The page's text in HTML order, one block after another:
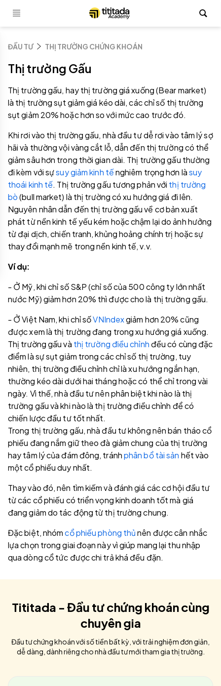
ĐẦU TƯ THỊ TRƯỜNG CHỨNG KHOÁN
Thị trường Gấu
Thị trường gấu, hay thị trường giá xuống (Bear market)
là thị trường sụt giảm giá kéo dài, các chỉ số thị trường
sụt giảm 20% hoặc hơn so với mức cao trước đó.
Khi rơi vào thị trường gấu, nhà đầu tư dễ rơi vào tâm lý sợ
hãi và thường vội vàng cắt lỗ, dẫn đến thị trường có thể
giảm sâu hơn trong thời gian dài. Thị trường gấu thường
đi kèm với sựsuy giảm kinh tếnghiêm trọng hơn làsuy
thoái kinh tế. Thị trường gấu tương phản với thị trường
bò(bull market) là thị trường có xu hướng giá đi lên.
Nguyên nhân dẫn đến thị trường gấu về cơ bản xuất
phát từ nền kinh tế yếu kém hoặc chậm lại do ảnh hưởng
từ đại dịch, chiến tranh, khủng hoảng chính trị hoặc sự
thay đổi mạnh mẽ trong nền kinh tế, v.v.
Ví dụ:
- Ở Mỹ, khi chỉ số S&P (chỉ số của 500 công ty lớn nhất
nước Mỹ) giảm hơn 20% thì được cho là thị trường gấu.
- Ở Việt Nam, khi chỉ sốVNIndexgiảm hơn 20% cũng
được xem là thị trường đang trong xu hướng giá xuống.
Thị trường gấu và thị trường điều chỉnh đều có cùng đặc
điểm là sự sụt giảm trong các chỉ số thị trường, tuy
nhiên, thị trường điều chỉnh chỉ là xu hướng ngắn hạn,
thường kéo dài dưới hai tháng hoặc có thể chỉ trong vài
ngày. Vì thế, nhà đầu tư nên phân biệt khi nào là thị
trường gấu và khi nào là thị trường điều chỉnh để có
chiến lược đầu tư tốt nhất.
Trong thị trường gấu, nhà đầu tư không nên bán tháo cổ
phiếu đang nắm giữ theo đà giảm chung của thị trường
hay tâm lý của đám đông, tránhphân bổ tài sản hết vào
một cổ phiếu duy nhất.
Thay vào đó, nên tìm kiếm và đánh giá các cơ hội đầu tư
từ các cổ phiếu có triển vọng kinh doanh tốt mà giá
đang giảm do tác động từ thị trường chung.
Đặc biệt, nhómcổ phiếu phòng thủnên được cân nhắc
lựa chọn trong giai đoạn này vì giúp mang lại thu nhập
qua dòng cổ tức được chi trả khá đều đặn.
Tititada - Đầu tư chứng khoán cùng
chuyên gia
Đầu tư chứng khoán với số tiền bất kỳ, với trải nghiệm đơn giản,
dễ dàng, dành riêng cho nhà đầu tư mới tham gia thị trường.